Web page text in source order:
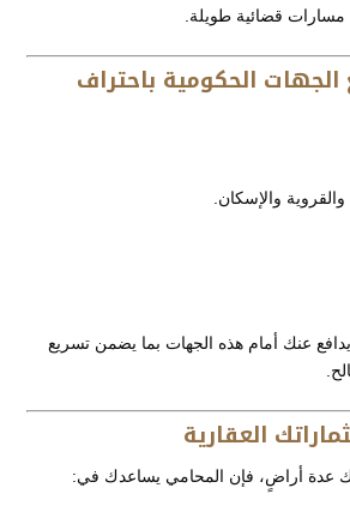
مسارات قضائية طويلة.
الجهات الحكومية باحتراف
والقروية والإسكان.
عنك أمام هذه الجهات بما يضمن تسريع
العقارية
عدة أراضٍ، فإن المحامي يساعدك في: